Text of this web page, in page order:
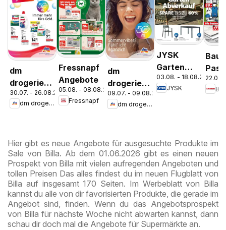
dm
drogerie
markt
Journal
30.07. - 26.08.2026
dm drogerie markt
Fressnapf
Angebote
05.08. - 08.08.2026
Fressnapf
dm
drogerie
markt
Journal
09.07. - 09.08.2026
dm drogerie markt
JYSK
Garten
Abverkauf
Spare Bis
03.08. - 18.08.2026
JYSK
22.07.
Hier gibt es neue Angebote für ausgesuchte Produkte im
Sale von Billa. Ab dem 01.06.2026 gibt es einen neuen
Prospekt von Billa mit vielen aufregenden Angeboten und
tollen Preisen Das alles findest du im neuen Flugblatt von
Billa auf insgesamt 170 Seiten. Im Werbeblatt von Billa
kannst du alle von dir favorisierten Produkte, die gerade im
Angebot sind, finden. Wenn du das Angebotsprospekt
von Billa für nächste Woche nicht abwarten kannst, dann
schau dir doch mal die Angebote für Supermärkte an.